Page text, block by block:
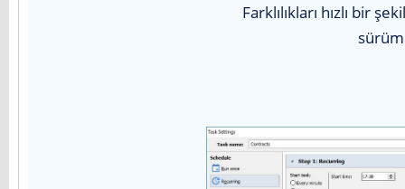
Farklılıkları hızlı bir